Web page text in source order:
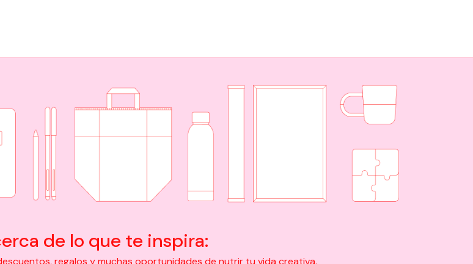
de lo que te inspira:
regalos y muchas oportunidades de nutrir tu vida creativa.